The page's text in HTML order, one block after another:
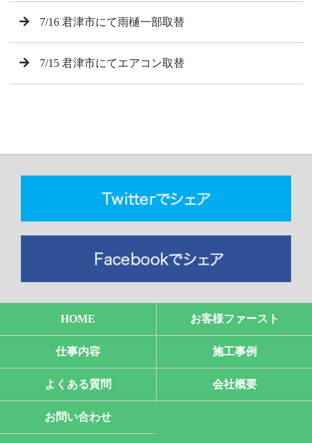
7/16 君津市にて雨樋一部取替
7/15 君津市にてエアコン取替
HOME お客様ファースト
仕事内容 施工事例
よくある質問 会社概要
お問い合わせ